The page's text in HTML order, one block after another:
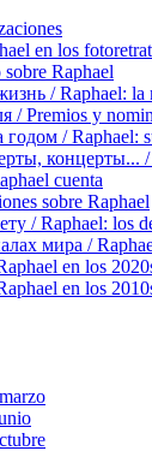
en los
Raphael
/ Raphael: la
/ Premios y
годом / Raphael:
концерты...
cuenta
sobre Raphael
/ Raphael: los
мира /
en los
en los